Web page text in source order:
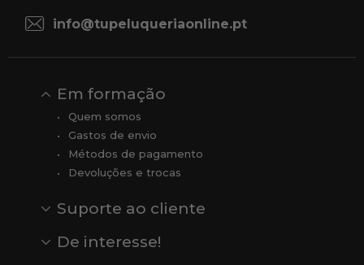
info@tupeluqueriaonline.pt
Em formação
Quem somos
Gastos de envio
Métodos de pagamento
Devoluções e trocas
Suporte ao cliente
Comentários
Comentários do Google
De interesse!